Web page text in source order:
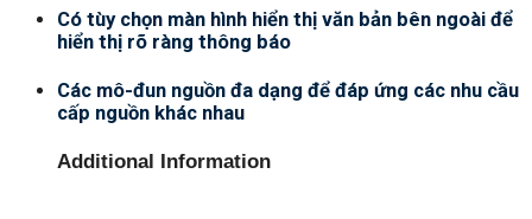
Có tùy chọn màn hình hiển thị văn bản bên ngoài để
hiển thị rõ ràng thông báo
Các mô-đun nguồn đa dạng để đáp ứng các nhu cầu
cấp nguồn khác nhau
Additional Information